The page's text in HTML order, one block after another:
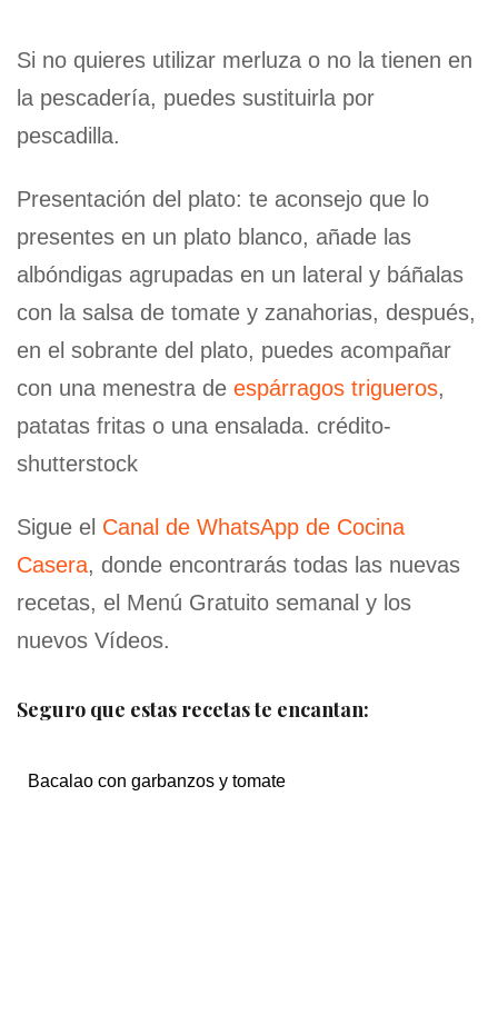
Si no quieres utilizar merluza o no la tienen en
la pescadería, puedes sustituirla por
pescadilla.
Presentación del plato: te aconsejo que lo
presentes en un plato blanco, añade las
albóndigas agrupadas en un lateral y báñalas
con la salsa de tomate y zanahorias, después,
en el sobrante del plato, puedes acompañar
con una menestra de espárragos trigueros,
patatas fritas o una ensalada. crédito-
shutterstock
Sigue el Canal de WhatsApp de Cocina
Casera, donde encontrarás todas las nuevas
recetas, el Menú Gratuito semanal y los
nuevos Vídeos.
Seguro que estas recetas te encantan:
Bacalao con garbanzos y tomate